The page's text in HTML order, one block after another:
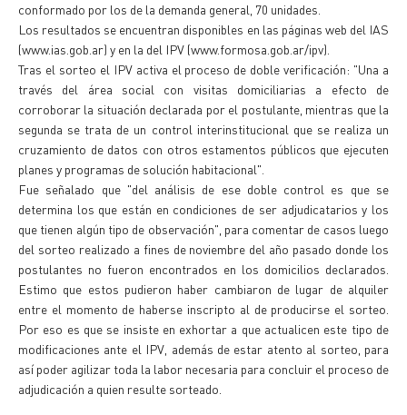
conformado por los de la demanda general, 70 unidades.
Los resultados se encuentran disponibles en las páginas web del IAS
(www.ias.gob.ar) y en la del IPV (www.formosa.gob.ar/ipv).
Tras el sorteo el IPV activa el proceso de doble verificación: "Una a
través del área social con visitas domiciliarias a efecto de
corroborar la situación declarada por el postulante, mientras que la
segunda se trata de un control interinstitucional que se realiza un
cruzamiento de datos con otros estamentos públicos que ejecuten
planes y programas de solución habitacional".
Fue señalado que "del análisis de ese doble control es que se
determina los que están en condiciones de ser adjudicatarios y los
que tienen algún tipo de observación", para comentar de casos luego
del sorteo realizado a fines de noviembre del año pasado donde los
postulantes no fueron encontrados en los domicilios declarados.
Estimo que estos pudieron haber cambiaron de lugar de alquiler
entre el momento de haberse inscripto al de producirse el sorteo.
Por eso es que se insiste en exhortar a que actualicen este tipo de
modificaciones ante el IPV, además de estar atento al sorteo, para
así poder agilizar toda la labor necesaria para concluir el proceso de
adjudicación a quien resulte sorteado.